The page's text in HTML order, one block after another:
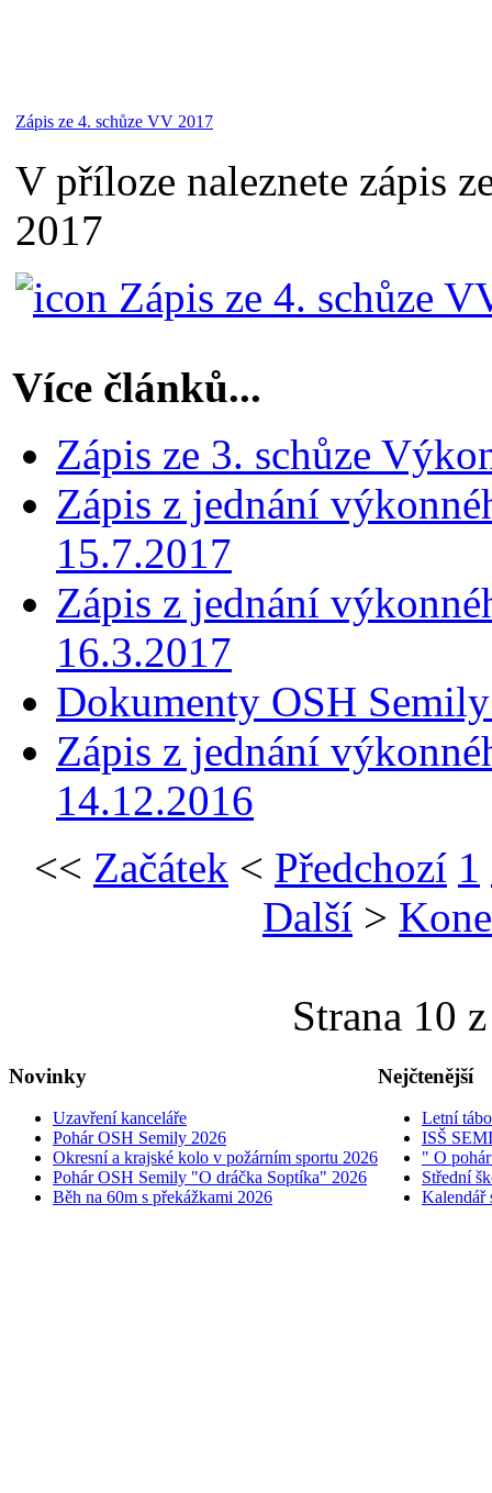
Zápis ze 4. schůze VV 2017
V příloze naleznete zápis
2017
Zápis ze 4. schůze
Více článků...
Zápis ze 3. schůze
Zápis z jednání
15.7.2017
Zápis z jednání
16.3.2017
Dokumenty OSH
Zápis z jednání
14.12.2016
<< Začátek < Předchozí 1
Další >
Strana 10
Novinky
Uzavření kanceláře
Pohár OSH Semily 2026
Okresní a krajské kolo v požárním sportu 2026
Pohár OSH Semily "O dráčka Soptíka" 2026
Běh na 60m s překážkami 2026
Nejčtenější
Letní
ISŠ
" O
Střední
Kalendář